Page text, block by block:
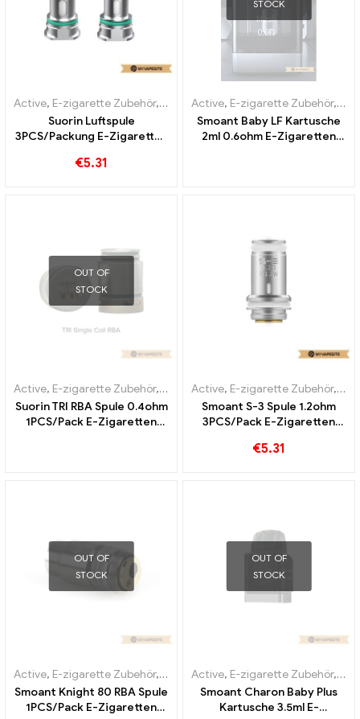
Active, E-zigarette Zubehör, Verdampfer
Suorin Luftspule
3PCS/Packung E-Zigaretten
€5.31
STOCK
Active, E-zigarette Zubehör,
Smoant Baby LF Kartusche
2ml 0.6ohm E-Zigaretten
OUT OF
STOCK
Active, E-zigarette Zubehör, Verdampfer
Suorin TRI RBA Spule 0.4ohm
1PCS/Pack E-Zigaretten
Active, E-zigarette Zubehör,
Smoant S-3 Spule 1.2ohm
3PCS/Pack E-Zigaretten
€5.31
OUT OF
STOCK
Active, E-zigarette Zubehör, Verdampfer
Smoant Knight 80 RBA Spule
1PCS/Pack E-Zigaretten
OUT OF
STOCK
Active, E-zigarette Zubehör,
Smoant Charon Baby Plus
Kartusche 3.5ml E-